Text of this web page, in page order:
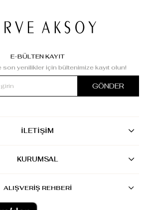
E-BÜLTEN KAYIT
son yenilikler için bültenimize kayıt olun!
GÖNDER
İLETİŞİM
KURUMSAL
ALIŞVERİŞ REHBERİ